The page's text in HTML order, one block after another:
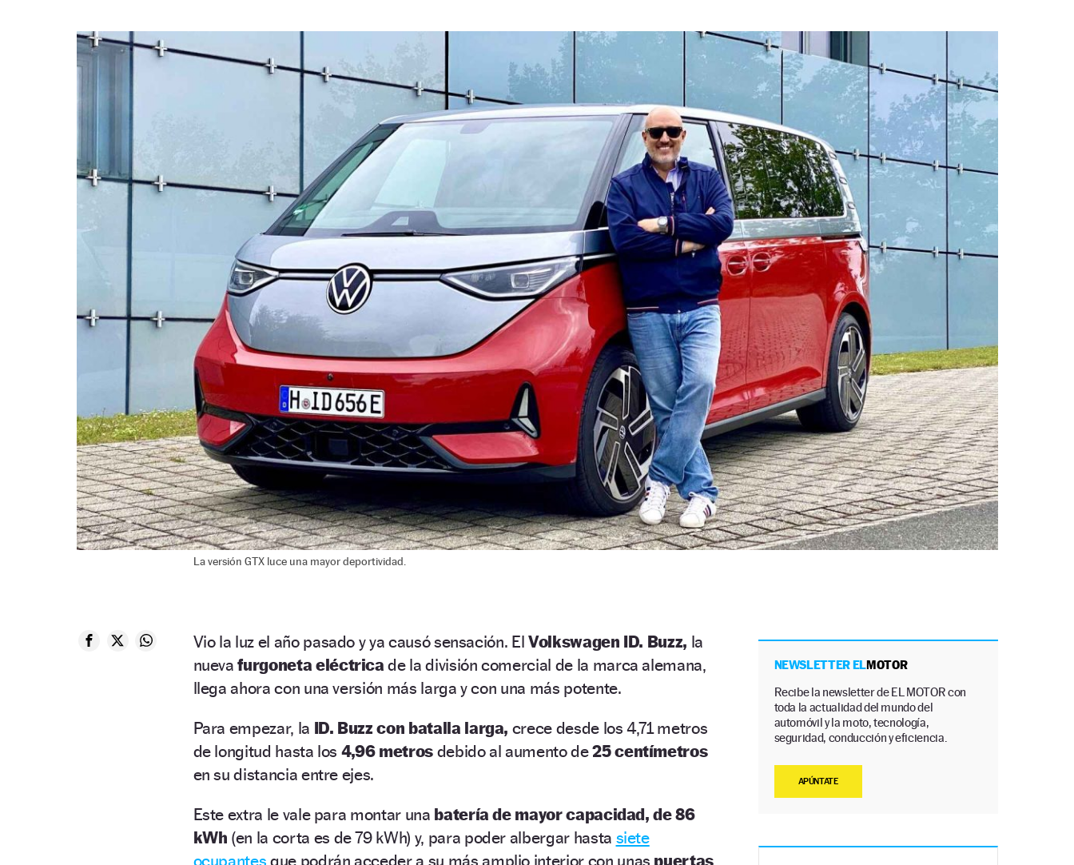
La versión GTX luce una mayor deportividad.
Vio la luz el año pasado y ya causó sensación. El Volkswagen ID. Buzz, la
nuevafurgoneta eléctrica de la división comercial de la marca alemana,
llega ahora con una versión más larga y con una más potente.
Para empezar, la ID. Buzz con batalla larga, crece desde los 4,71 metros
de longitud hasta los 4,96 metrosdebido al aumento de25 centímetros
en su distancia entre ejes.
Este extra le vale para montar una batería de mayor capacidad, de 86
kWh (en la corta es de 79 kWh) y, para poder albergar hasta siete
ocupantes que podrán acceder a su más amplio interior con unas puertas
NEWSLETTER ELMOTOR
Recibe la newsletter de EL MOTOR con
toda la actualidad del mundo del
automóvil y la moto, tecnología,
seguridad, conducción y eficiencia.
APÚNTATE